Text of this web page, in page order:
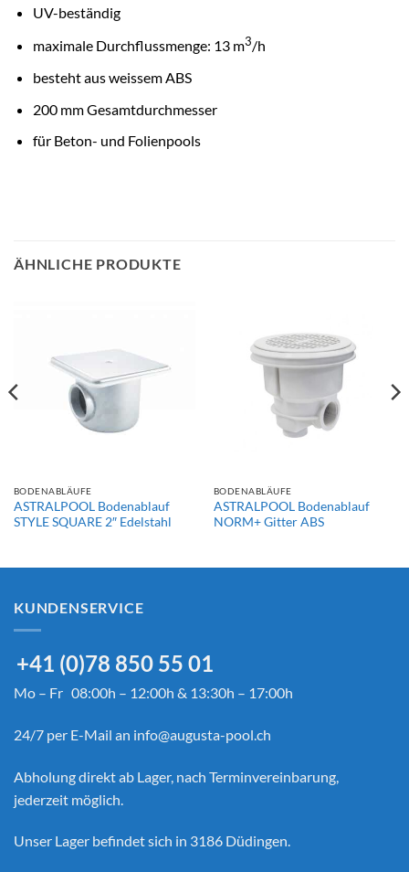
UV-beständig
maximale Durchflussmenge: 13 m3/h
besteht aus weissem ABS
200 mm Gesamtdurchmesser
für Beton- und Folienpools
ÄHNLICHE PRODUKTE
BODENABLÄUFE
ASTRALPOOL Bodenablauf
STYLE SQUARE 2″ Edelstahl
BODENABLÄUFE
ASTRALPOOL Bodenablauf
NORM+ Gitter ABS
KUNDENSERVICE
+41 (0)78 850 55 01
Mo – Fr 08:00h – 12:00h & 13:30h – 17:00h
24/7 per E-Mail an info@augusta-pool.ch
Abholung direkt ab Lager, nach Terminvereinbarung,
jederzeit möglich.
Unser Lager befindet sich in 3186 Düdingen.